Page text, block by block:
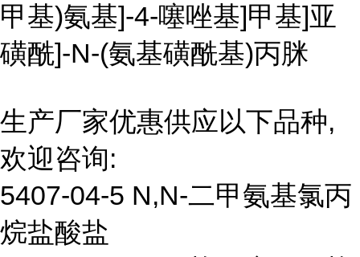
甲基)氨基]-4-噻唑基]甲基]亚
磺酰]-N-(氨基磺酰基)丙脒
生产厂家优惠供应以下品种,
欢迎咨询:
5407-04-5 N,N-二甲氨基氯丙
烷盐酸盐